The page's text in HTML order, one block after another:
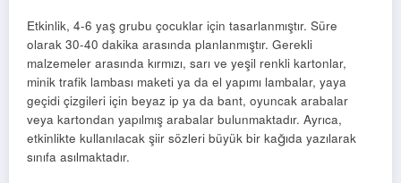
Etkinlik, 4-6 yaş grubu çocuklar için tasarlanmıştır. Süre
olarak 30-40 dakika arasında planlanmıştır. Gerekli
malzemeler arasında kırmızı, sarı ve yeşil renkli kartonlar,
minik trafik lambası maketi ya da el yapımı lambalar, yaya
geçidi çizgileri için beyaz ip ya da bant, oyuncak arabalar
veya kartondan yapılmış arabalar bulunmaktadır. Ayrıca,
etkinlikte kullanılacak şiir sözleri büyük bir kağıda yazılarak
sınıfa asılmaktadır.